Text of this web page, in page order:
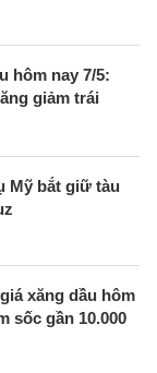
hôm nay 7/5:
giảm trái
Mỹ bắt giữ tàu
xăng dầu hôm
sốc gần 10.000